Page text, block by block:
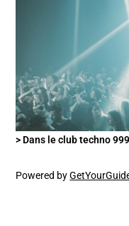
> Dans le club techno
Powered by